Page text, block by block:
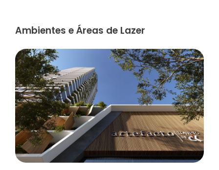
Ambientes e Áreas de Lazer